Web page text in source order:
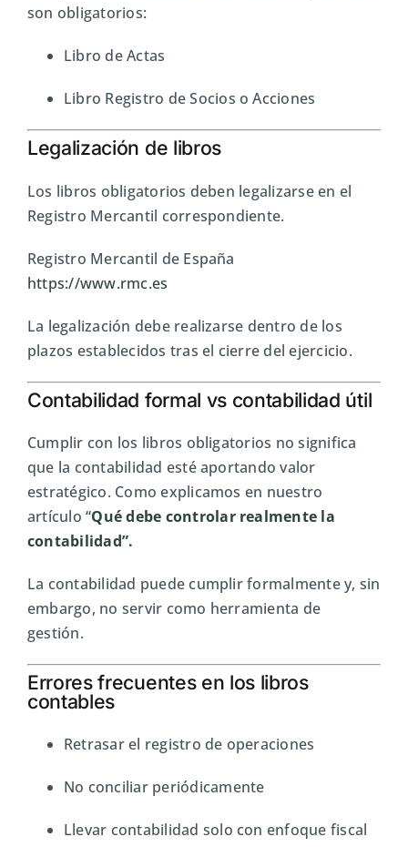
son obligatorios:
Libro de Actas
Libro Registro de Socios o Acciones
Legalización de libros
Los libros obligatorios deben legalizarse en el
Registro Mercantil correspondiente.
Registro Mercantil de España
https://www.rmc.es
La legalización debe realizarse dentro de los
plazos establecidos tras el cierre del ejercicio.
Contabilidad formal vs contabilidad útil
Cumplir con los libros obligatorios no significa
que la contabilidad esté aportando valor
estratégico. Como explicamos en nuestro
artículo“Qué debe controlar realmente la
contabilidad”.
La contabilidad puede cumplir formalmente y, sin
embargo, no servir como herramienta de
gestión.
Errores frecuentes en los libros
contables
Retrasar el registro de operaciones
No conciliar periódicamente
Llevar contabilidad solo con enfoque fiscal